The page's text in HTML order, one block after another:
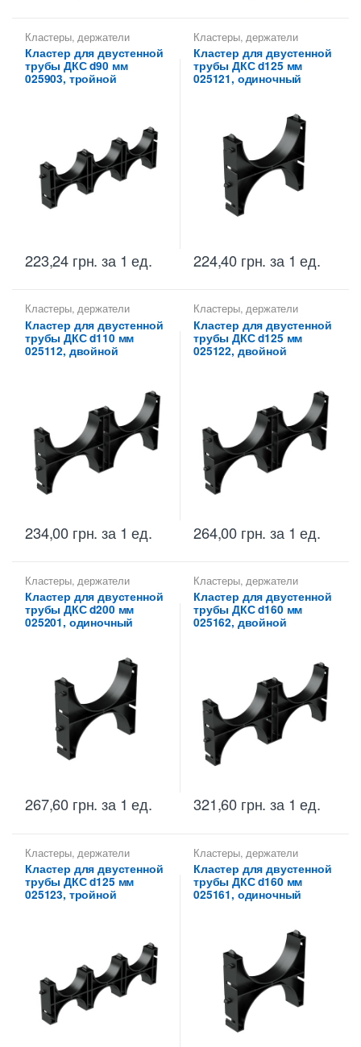
Кластеры, держатели
расстояний ДКС
Кластер для двустенной
трубы ДКС d90 мм
025903, тройной
223,24 грн. за 1 ед.
Кластеры, держатели
расстояний ДКС
Кластер для двустенной
трубы ДКС d125 мм
025121, одиночный
224,40 грн. за 1 ед.
Кластеры, держатели
расстояний ДКС
Кластер для двустенной
трубы ДКС d110 мм
025112, двойной
234,00 грн. за 1 ед.
Кластеры, держатели
расстояний ДКС
Кластер для двустенной
трубы ДКС d125 мм
025122, двойной
264,00 грн. за 1 ед.
Кластеры, держатели
расстояний ДКС
Кластер для двустенной
трубы ДКС d200 мм
025201, одиночный
267,60 грн. за 1 ед.
Кластеры, держатели
расстояний ДКС
Кластер для двустенной
трубы ДКС d160 мм
025162, двойной
321,60 грн. за 1 ед.
Кластеры, держатели
расстояний ДКС
Кластер для двустенной
трубы ДКС d125 мм
025123, тройной
Кластеры, держатели
расстояний ДКС
Кластер для двустенной
трубы ДКС d160 мм
025161, одиночный